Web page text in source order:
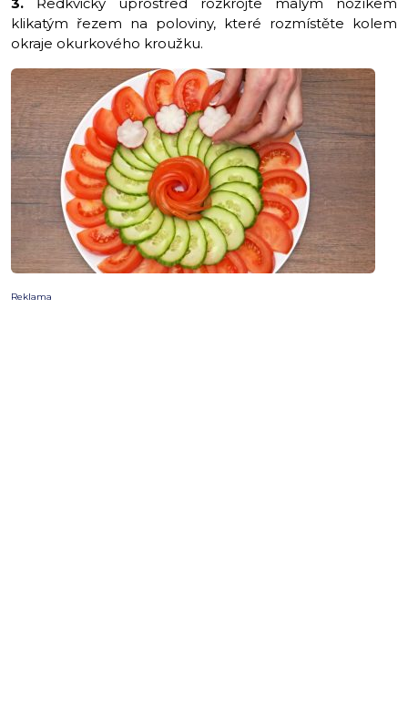
3. Ředkvičky uprostřed rozkrojte malým nožíkem
klikatým řezem na poloviny, které rozmístěte kolem
okraje okurkového kroužku.
Reklama